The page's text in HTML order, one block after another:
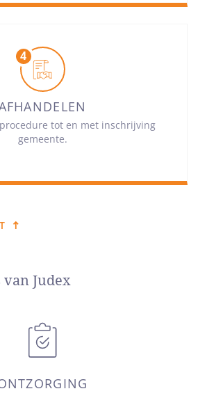
tot en met inschrijving
gemeente.
Judex